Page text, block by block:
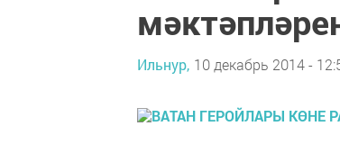
Ильнур, 10 декабрь 2014 -